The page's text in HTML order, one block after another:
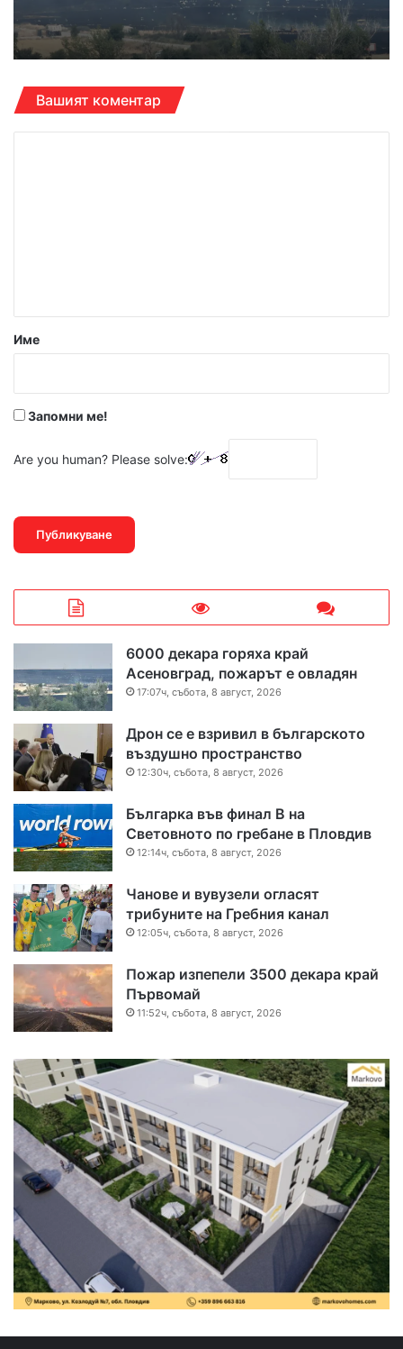
Вашият коментар
р
Име
Запомни ме!
Are you human? Please solve:
6000 декара горяха край
Асеновград, пожарът е овладян
17:07ч, събота, 8 август, 2026
Дрон се е взривил в българското
въздушно пространство
12:30ч, събота, 8 август, 2026
Българка във финал B на
Световното по гребане в Пловдив
12:14ч, събота, 8 август, 2026
Чанове и вувузели огласят
трибуните на Гребния канал
12:05ч, събота, 8 август, 2026
Пожар изпепели 3500 декара край
Първомай
11:52ч, събота, 8 август, 2026